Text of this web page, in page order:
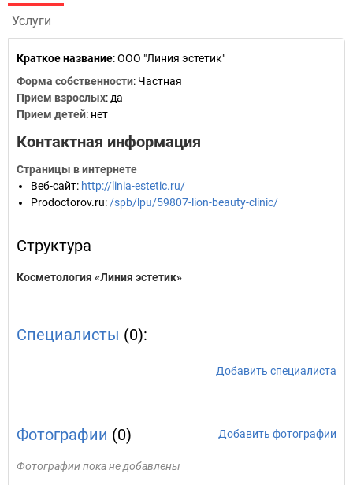
Услуги
Краткое название:ООО "Линия эстетик"
Форма собственности: Частная
Прием взрослых: да
Прием детей: нет
Контактная информация
Страницы в интернете
Веб-сайт: http://linia-estetic.ru/
Prodoctorov.ru: /spb/lpu/59807-lion-beauty-clinic/
Структура
Косметология «Линия эстетик»
Специалисты (0):
Добавить специалиста
Фотографии (0) Добавить фотографии
Фотографии пока не добавлены